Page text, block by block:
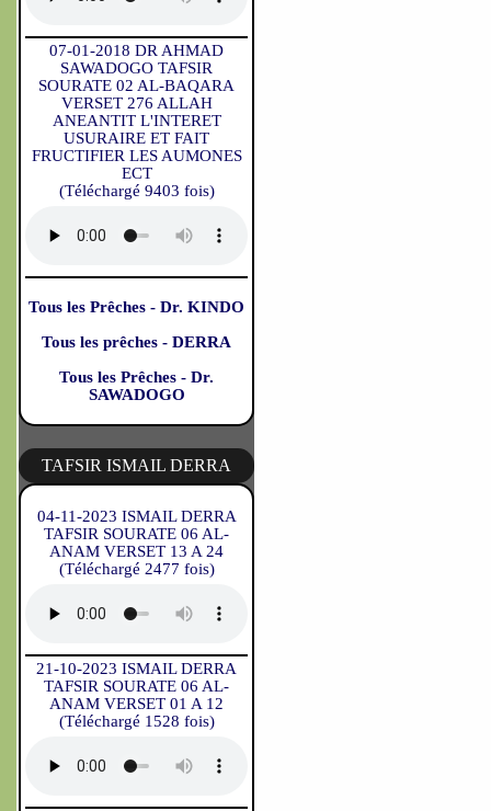
07-01-2018 DR AHMAD
SAWADOGO TAFSIR
SOURATE 02 AL-BAQARA
VERSET 276 ALLAH
ANEANTIT L'INTERET
USURAIRE ET FAIT
FRUCTIFIER LES AUMONES
ECT
(Téléchargé 9403 fois)
Tous les Prêches - Dr. KINDO
Tous les prêches - DERRA
Tous les Prêches - Dr.
SAWADOGO
TAFSIR ISMAIL DERRA
04-11-2023 ISMAIL DERRA
TAFSIR SOURATE 06 AL-
ANAM VERSET 13 A 24
(Téléchargé 2477 fois)
21-10-2023 ISMAIL DERRA
TAFSIR SOURATE 06 AL-
ANAM VERSET 01 A 12
(Téléchargé 1528 fois)